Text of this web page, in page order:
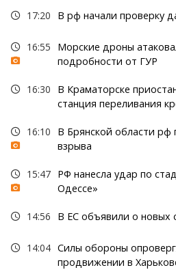
17:20 В рф начали проверку
16:55
Морские дроны
подробности от ГУР
16:30
В Краматорске
станция переливания
16:10
В Брянской области
взрыва
15:47 РФ нанесла удар по
Одессе»
14:56 В ЕС объявили о новых
14:04 Силы обороны
продвижении в